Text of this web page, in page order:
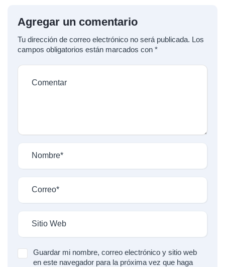
Agregar un comentario
Tu dirección de correo electrónico no será publicada. Los
campos obligatorios están marcados con *
Guardar mi nombre, correo electrónico y sitio web
en este navegador para la próxima vez que haga